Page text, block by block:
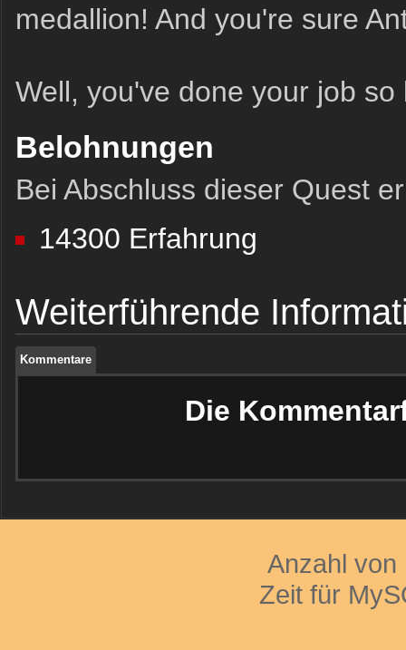
medallion! And you're sure
Well, you've done your job
Belohnungen
Bei Abschluss dieser Quest
14300 Erfahrung
Weiterführende
Kommentare
Kommentare
Kommentare
Die
Anzahl von
Zeit für